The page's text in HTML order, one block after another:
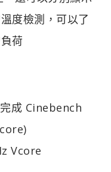
度檢測，可以了
荷
成 Cinebench
Vcore